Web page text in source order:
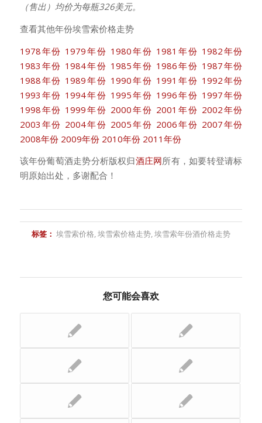
（售出）均价为每瓶326美元。
查看其他年份埃雪索价格走势
1978年份 1979年份 1980年份 1981年份 1982年份
1983年份 1984年份 1985年份 1986年份 1987年份
1988年份 1989年份 1990年份 1991年份 1992年份
1993年份 1994年份 1995年份 1996年份 1997年份
1998年份 1999年份 2000年份 2001年份 2002年份
2003年份 2004年份 2005年份 2006年份 2007年份
2008年份 2009年份 2010年份 2011年份
该年份葡萄酒走势分析版权归酒庄网所有，如要转登请标
明原始出处，多谢配合！
标签： 埃雪索价格,埃雪索价格走势,埃雪索年份酒价格走势
您可能会喜欢